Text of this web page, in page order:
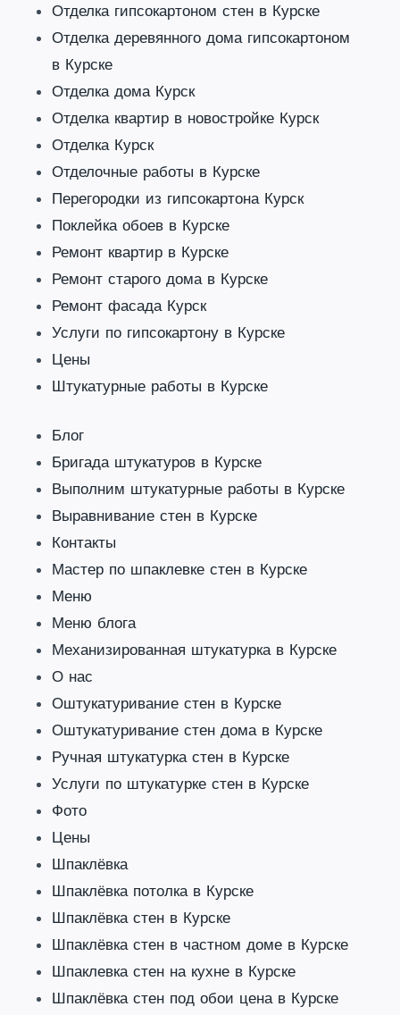
Отделка гипсокартоном стен в Курске
Отделка деревянного дома гипсокартоном
в Курске
Отделка дома Курск
Отделка квартир в новостройке Курск
Отделка Курск
Отделочные работы в Курске
Перегородки из гипсокартона Курск
Поклейка обоев в Курске
Ремонт квартир в Курске
Ремонт старого дома в Курске
Ремонт фасада Курск
Услуги по гипсокартону в Курске
Цены
Штукатурные работы в Курске
Блог
Бригада штукатуров в Курске
Выполним штукатурные работы в Курске
Выравнивание стен в Курске
Контакты
Мастер по шпаклевке стен в Курске
Меню
Меню блога
Механизированная штукатурка в Курске
О нас
Оштукатуривание стен в Курске
Оштукатуривание стен дома в Курске
Ручная штукатурка стен в Курске
Услуги по штукатурке стен в Курске
Фото
Цены
Шпаклёвка
Шпаклёвка потолка в Курске
Шпаклёвка стен в Курске
Шпаклёвка стен в частном доме в Курске
Шпаклевка стен на кухне в Курске
Шпаклёвка стен под обои цена в Курске